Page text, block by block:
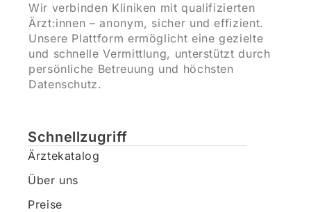
Wir verbinden Kliniken mit qualifizierten
Ärzt:innen – anonym, sicher und effizient.
Unsere Plattform ermöglicht eine gezielte
und schnelle Vermittlung, unterstützt durch
persönliche Betreuung und höchsten
Datenschutz.
Schnellzugriff
Ärztekatalog
Über uns
Preise